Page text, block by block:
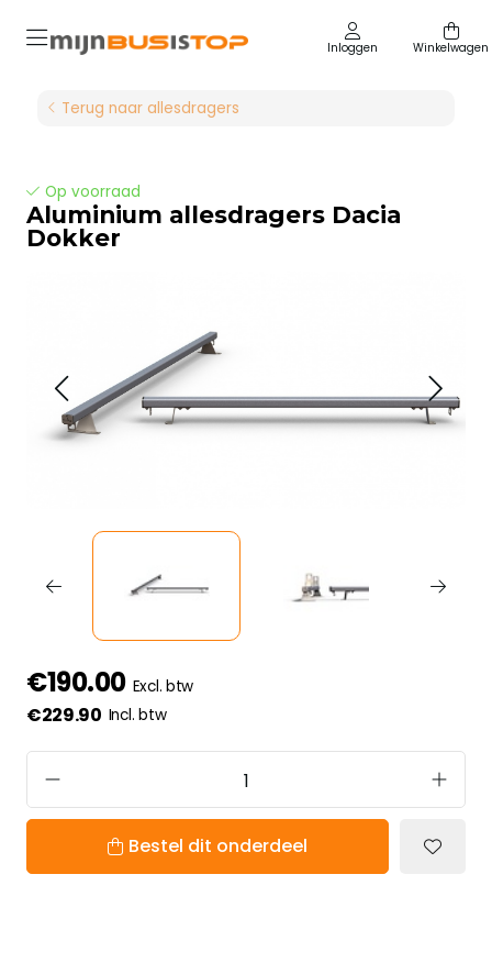
Inloggen Winkelwagen
Terug naar allesdragers
Op voorraad
Aluminium allesdragers Dacia
Dokker
€190.00 Excl. btw
€229.90 Incl. btw
Bestel dit onderdeel